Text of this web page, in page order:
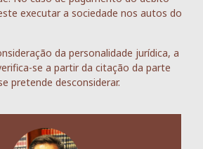
executar a sociedade nos autos do
da personalidade jurídica, a
se a partir da citação da parte
pretende desconsiderar.